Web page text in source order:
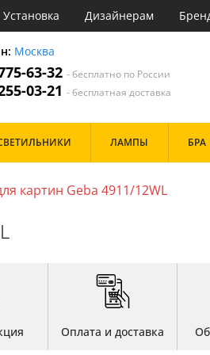
Установка Дизайнерам
Москва
63-32- бесплатно по России
03-21- бесплатная доставка
и прихожая
Золото
ЛАМПЫ БРА
картин Geba 4911/12WL
Оплата и доставка